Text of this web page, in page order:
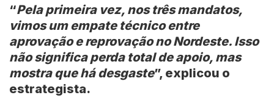
“Pela primeira vez, nos três mandatos,
vimos um empate técnico entre
aprovação e reprovação no Nordeste. Isso
não significa perda total de apoio, mas
mostra que há desgaste”, explicou o
estrategista.